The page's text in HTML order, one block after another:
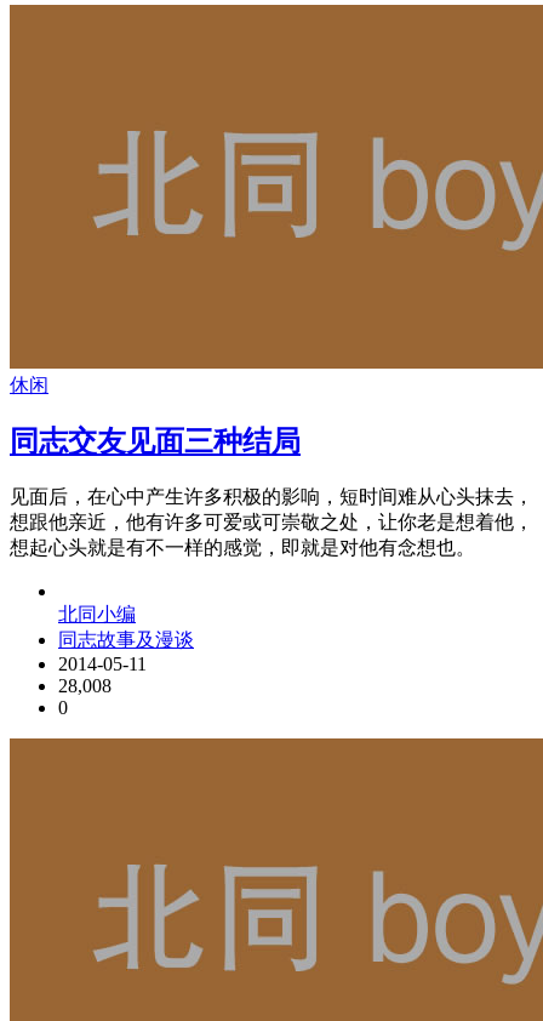
休闲
同志交友见面三种结局
见面后，在心中产生许多积极的影响，短时间难从心头抹去，
想跟他亲近，他有许多可爱或可崇敬之处，让你老是想着他，
想起心头就是有不一样的感觉，即就是对他有念想也。
北同小编
同志故事及漫谈
2014-05-11
28,008
0